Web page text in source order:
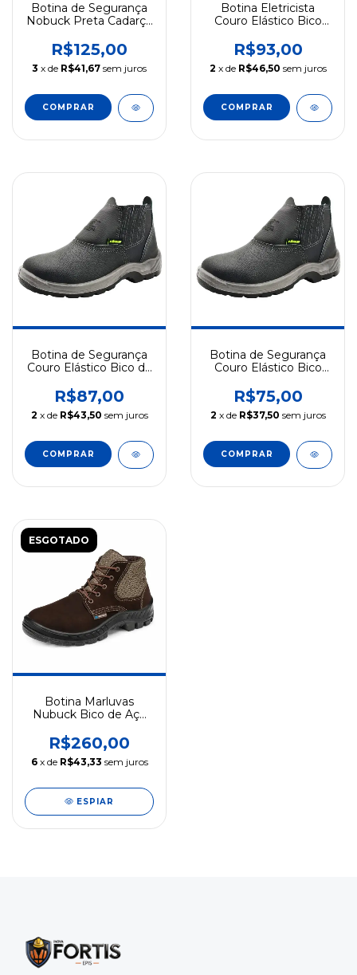
Botina de Segurança
Nobuck Preta Cadarço
CA 40102 Cartom
R$125,00
3 x de R$41,67 sem juros
COMPRAR
Botina Eletricista
Couro Elástico Bico
Bidensidade CA 38753
Cartom
R$93,00
2 x de R$46,50 sem juros
COMPRAR
Botina de Segurança
Couro Elástico Bico de
Cartom CA 29390
R$87,00
2 x de R$43,50 sem juros
COMPRAR
Botina de Segurança
Couro Elástico Bico
29391 Cartom
R$75,00
2 x de R$37,50 sem juros
COMPRAR
ESGOTADO
Botina Marluvas
Nubuck Bico de Aço
R$260,00
6 x de R$43,33 sem juros
ESPIAR